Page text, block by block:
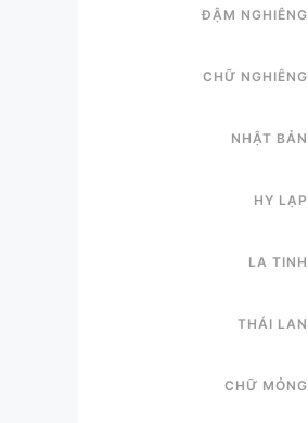
Đậm nghiêng
Chữ nghiêng
Nhật bản
Hy lạp
La tinh
Thái lan
Chữ mỏng